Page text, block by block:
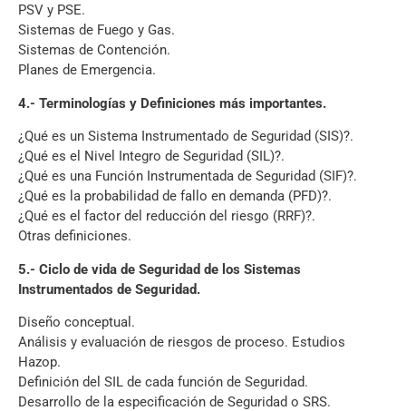
PSV y PSE.
Sistemas de Fuego y Gas.
Sistemas de Contención.
Planes de Emergencia.
4.- Terminologías y Definiciones más importantes.
¿Qué es un Sistema Instrumentado de Seguridad (SIS)?.
¿Qué es el Nivel Integro de Seguridad (SIL)?.
¿Qué es una Función Instrumentada de Seguridad (SIF)?.
¿Qué es la probabilidad de fallo en demanda (PFD)?.
¿Qué es el factor del reducción del riesgo (RRF)?.
Otras definiciones.
5.- Ciclo de vida de Seguridad de los Sistemas
Instrumentados de Seguridad.
Diseño conceptual.
Análisis y evaluación de riesgos de proceso. Estudios
Hazop.
Definición del SIL de cada función de Seguridad.
Desarrollo de la especificación de Seguridad o SRS.